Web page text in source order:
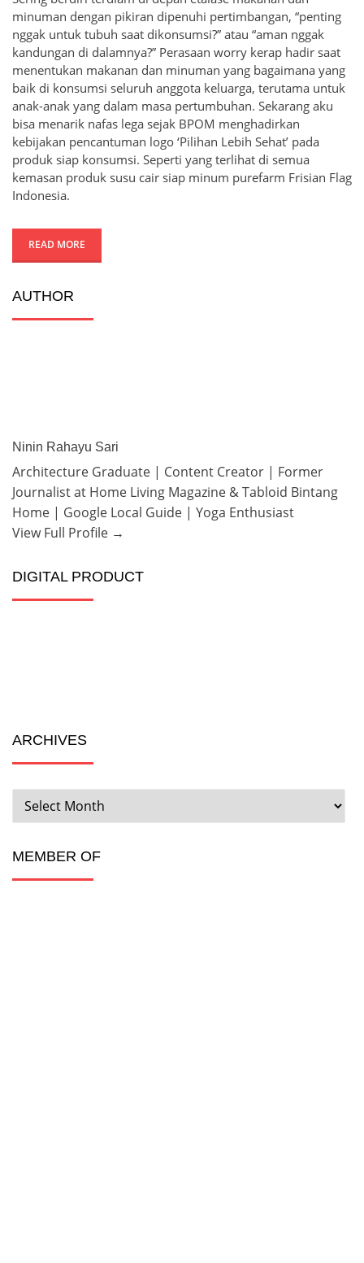
minuman dengan pikiran dipenuhi pertimbangan, “penting
nggak untuk tubuh saat dikonsumsi?” atau “aman nggak
kandungan di dalamnya?” Perasaan worry kerap hadir saat
menentukan makanan dan minuman yang bagaimana yang
baik di konsumsi seluruh anggota keluarga, terutama untuk
anak-anak yang dalam masa pertumbuhan. Sekarang aku
bisa menarik nafas lega sejak BPOM menghadirkan
kebijakan pencantuman logo ‘Pilihan Lebih Sehat’ pada
produk siap konsumsi. Seperti yang terlihat di semua
kemasan produk susu cair siap minum purefarm Frisian Flag
Indonesia.
READ MORE
AUTHOR
Ninin Rahayu Sari
Architecture Graduate | Content Creator | Former
Journalist at Home Living Magazine & Tabloid Bintang
Home | Google Local Guide | Yoga Enthusiast
View Full Profile →
DIGITAL PRODUCT
ARCHIVES
ARCHIVES
MEMBER OF